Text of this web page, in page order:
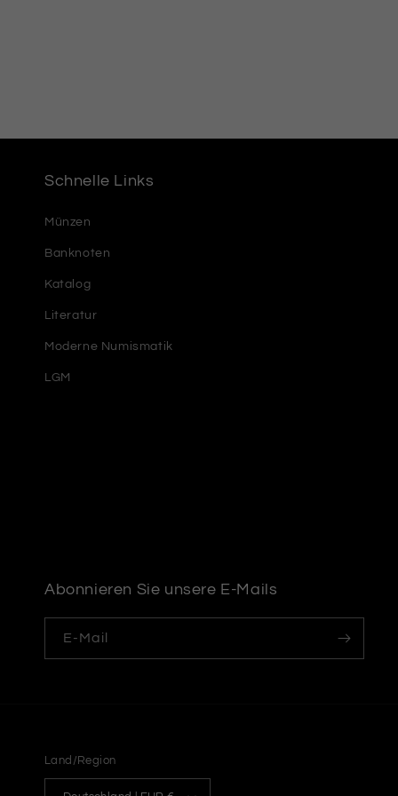
Schnelle Links
Münzen
Banknoten
Katalog
Literatur
Moderne Numismatik
LGM
Abonnieren Sie unsere E-Mails
E-Mail
Land/Region